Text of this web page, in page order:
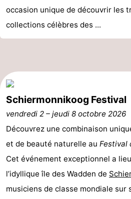
Médicales
Région
Leeuwarden
Îles
de
la
Frise
-
Ameland
-
Terschelling
-
Vlieland
-
Texel
Météo
occasion unique de découvrir les
collections célèbres des ...
Schiermonnikoog Festival
vendredi 2 – jeudi 8 octobre 2026
Découvrez une combinaison
et de beauté naturelle au Festival
Cet événement exceptionnel a
l’idyllique île des Wadden de
musiciens de classe mondiale sur